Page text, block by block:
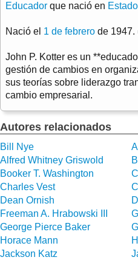
Educador que nació en
Nació el 1 de febrero de 1947.
John P. Kotter es un
gestión de cambios en
sus teorías sobre liderazgo
cambio empresarial.
Autores relacionados
Bill Nye
Alfred Whitney Griswold
Booker T. Washington
Charles Vest
Dean Ornish
Freeman A. Hrabowski III
George Pierce Baker
Horace Mann
Jackson Katz